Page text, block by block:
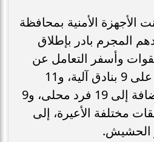
الأجهزة الأمنية بمحافظة
المجرم بادر بإطلاق
وأسفر التعامل عن
مصرعه وعُثر بحوزته على 9 بنادق آلية، و11
بندقية خرطوش، بالإضافة إلى 19 فرد محلى، و9
مختلفة الأعيرة، إلى
الحشيش.